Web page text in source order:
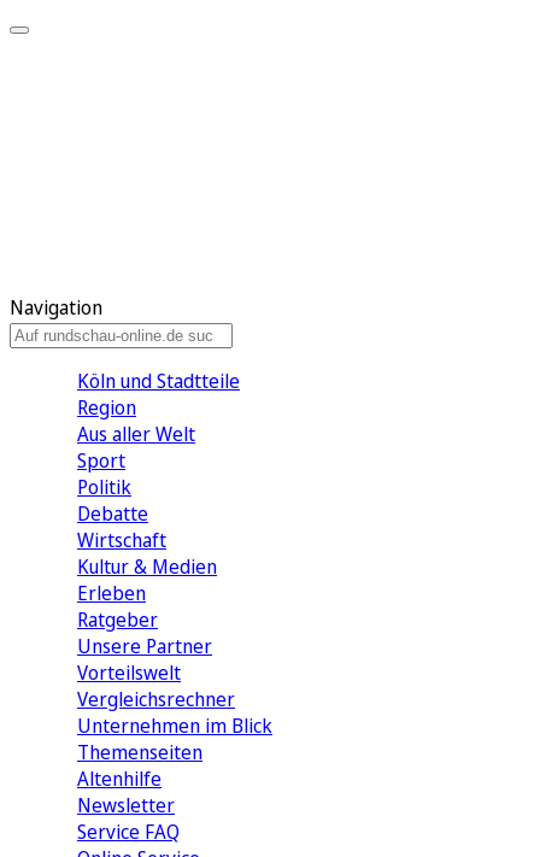
Navigation
Köln und Stadtteile
Region
Aus aller Welt
Sport
Politik
Debatte
Wirtschaft
Kultur & Medien
Erleben
Ratgeber
Unsere Partner
Vorteilswelt
Vergleichsrechner
Unternehmen im Blick
Themenseiten
Altenhilfe
Newsletter
Service FAQ